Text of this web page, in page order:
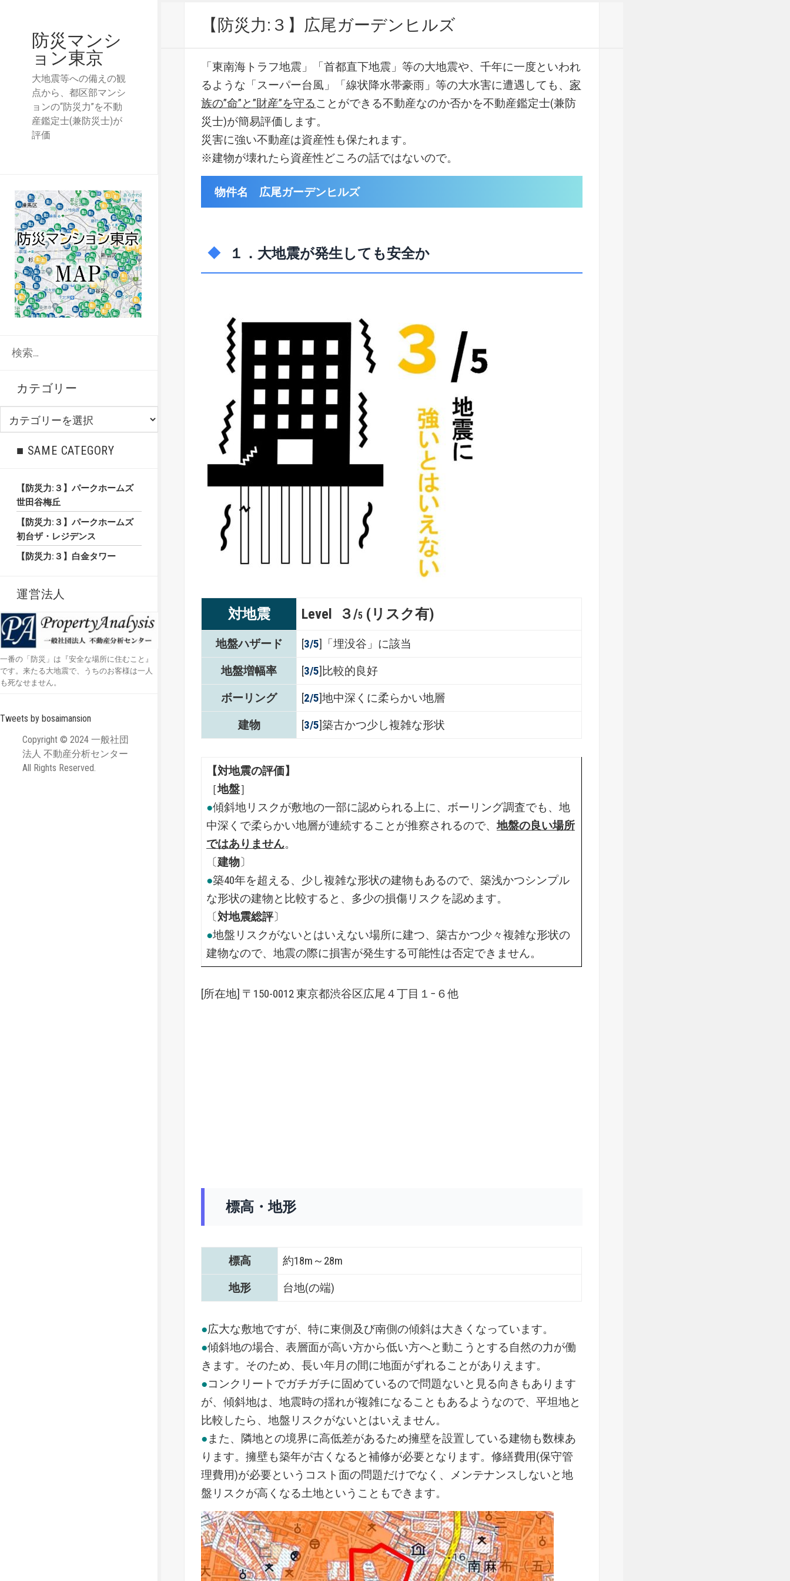
防災マンシ
ョン東京
大地震等への備えの観
点から、都区部マンシ
ョンの“防災力”を不動
産鑑定士(兼防災士)が
評価
カテゴリー
■ SAME CATEGORY
【防災力:３】パークホームズ
世田谷梅丘
【防災力:３】パークホームズ
初台ザ・レジデンス
【防災力:３】白金タワー
運営法人
一番の「防災」は『安全な場所に住むこと』
です。来たる大地震で、うちのお客様は一人
も死なせません。
Tweets by bosaimansion
Copyright © 2024 一般社団
法人 不動産分析センター
All Rights Reserved.
【防災力:３】広尾ガーデンヒルズ
「東南海トラフ地震」「首都直下地震」等の大地震や、千年に一度といわれ
るような「スーパー台風」「線状降水帯豪雨」等の大水害に遭遇しても、 家
族の”命”と”財産”を守ることができる不動産なのか否かを不動産鑑定士(兼防
災士)が簡易評価します。
災害に強い不動産は資産性も保たれます。
※建物が壊れたら資産性どころの話ではないので。
物件名 広尾ガーデンヒルズ
１．大地震が発生しても安全か
対地震 Level ３/5 (リスク有)
地盤ハザード [3/5]「埋没谷」に該当
地盤増幅率
[3/5]比較的良好
ボーリング
[2/5]地中深くに柔らかい地層
建物
[3/5]築古かつ少し複雑な形状
【対地震の評価】
［地盤］
●傾斜地リスクが敷地の一部に認められる上に、ボーリング調査でも、地
中深くで柔らかい地層が連続することが推察されるので、地盤の良い場所
ではありません。
〔建物〕
●築40年を超える、少し複雑な形状の建物もあるので、築浅かつシンプル
な形状の建物と比較すると、多少の損傷リスクを認めます。
〔対地震総評〕
●地盤リスクがないとはいえない場所に建つ、築古かつ少々複雑な形状の
建物なので、地震の際に損害が発生する可能性は否定できません。
[所在地] 〒150-0012 東京都渋谷区広尾４丁目１−６他
標高・地形
標高
約18m～28m
地形
台地(の端)
●広大な敷地ですが、特に東側及び南側の傾斜は大きくなっています。
●傾斜地の場合、表層面が高い方から低い方へと動こうとする自然の力が働
きます。そのため、長い年月の間に地面がずれることがありえます。
●コンクリートでガチガチに固めているので問題ないと見る向きもあります
が、傾斜地は、地震時の揺れが複雑になることもあるようなので、平坦地と
比較したら、地盤リスクがないとはいえません。
●また、隣地との境界に高低差があるため擁壁を設置している建物も数棟あ
ります。擁壁も築年が古くなると補修が必要となります。修繕費用(保守管
理費用)が必要というコスト面の問題だけでなく、メンテナンスしないと地
盤リスクが高くなる土地ということもできます。